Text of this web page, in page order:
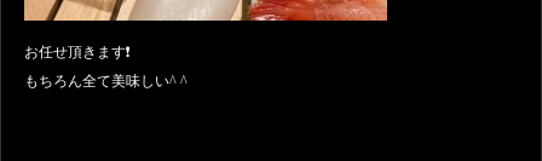
お任せ頂きます❗️
もちろん全て美味しい^ ^